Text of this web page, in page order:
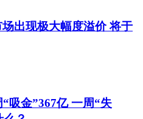
出现极大幅度溢价 将于
吸金”367亿 一周“失